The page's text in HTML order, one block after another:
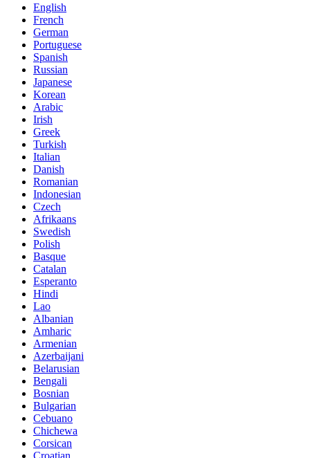
English
French
German
Portuguese
Spanish
Russian
Japanese
Korean
Arabic
Irish
Greek
Turkish
Italian
Danish
Romanian
Indonesian
Czech
Afrikaans
Swedish
Polish
Basque
Catalan
Esperanto
Hindi
Lao
Albanian
Amharic
Armenian
Azerbaijani
Belarusian
Bengali
Bosnian
Bulgarian
Cebuano
Chichewa
Corsican
Croatian